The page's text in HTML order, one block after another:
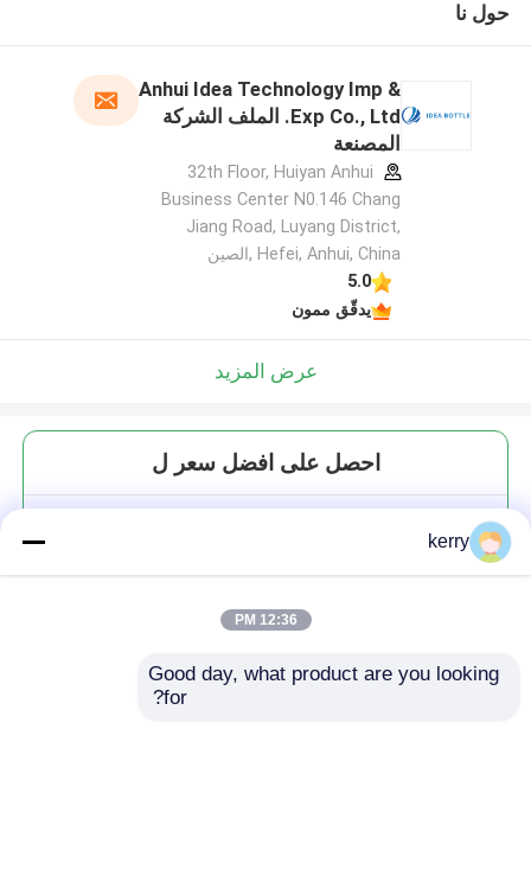
حول نا
Anhui Idea Technology Imp &
Exp Co., Ltd. الملف الشركة
المصنعة
32th Floor, Huiyan Anhui
Business Center N0.146 Chang
Jiang Road, Luyang District,
Hefei, Anhui, China ,الصين
5.0
يدقّق ممون
عرض المزيد
احصل على افضل سعر ل
kerry
12:36 PM
Good day, what product are you looking
for?